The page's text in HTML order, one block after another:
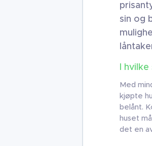
sin og
I
Med
kjøpte
belånt.
huset
det en